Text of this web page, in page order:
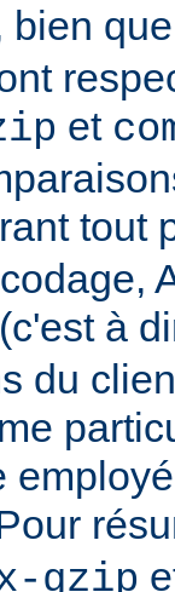
bien
et
tout
à
du
gzip